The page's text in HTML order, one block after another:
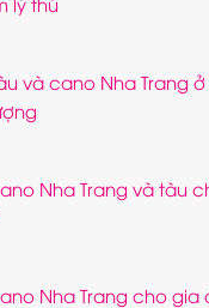
và cano Nha Trang
Nha Trang và tàu
Nha Trang cho gia